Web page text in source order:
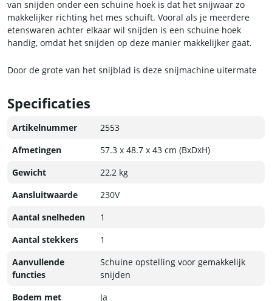
van snijden onder een schuine hoek is dat het snijwaar zo
makkelijker richting het mes schuift. Vooral als je meerdere
etenswaren achter elkaar wil snijden is een schuine hoek
handig, omdat het snijden op deze manier makkelijker gaat.
Door de grote van het snijblad is deze snijmachine uitermate
Specificaties
Artikelnummer
2553
Afmetingen
57.3 x 48.7 x 43 cm (BxDxH)
Gewicht
22,2 kg
Aansluitwaarde
230V
Aantal snelheden
1
Aantal stekkers
1
Aanvullende
functies
Schuine opstelling voor gemakkelijk
snijden
Bodem met
Ja